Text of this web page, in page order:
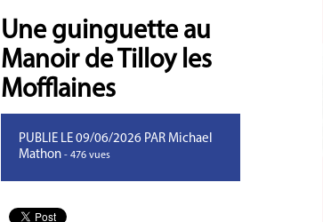
Une guinguette au
Manoir de Tilloy les
Mofflaines
PUBLIE LE 09/06/2026 PAR Michael
Mathon - 476 vues